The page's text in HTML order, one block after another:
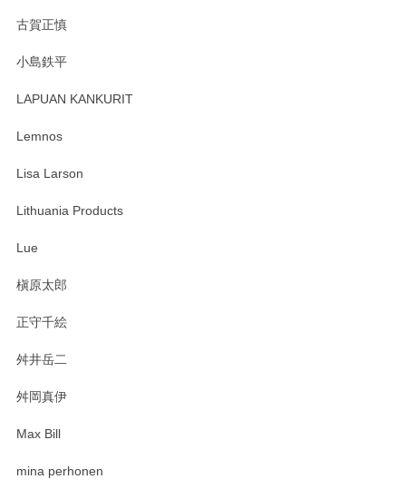
す。 素敵な湯呑みでとても気に入りました。 発送も早く、
たm(_)m
います。無事に届いたようで安心いたしまし
古賀正慎
小島鉄平
LAPUAN KANKURIT
Lemnos
Lisa Larson
Lithuania Products
Lue
槇原太郎
正守千絵
舛井岳二
舛岡真伊
Max Bill
mina perhonen